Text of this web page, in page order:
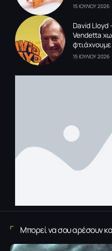
15 ΙΟΥΛΙΟΥ 2026
David Lloyd
Vendetta
15 ΙΟΥΛΙΟΥ 2026
Μπορεί να σου αρέσουν